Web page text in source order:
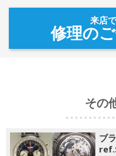
来店
修理の
その
ブ